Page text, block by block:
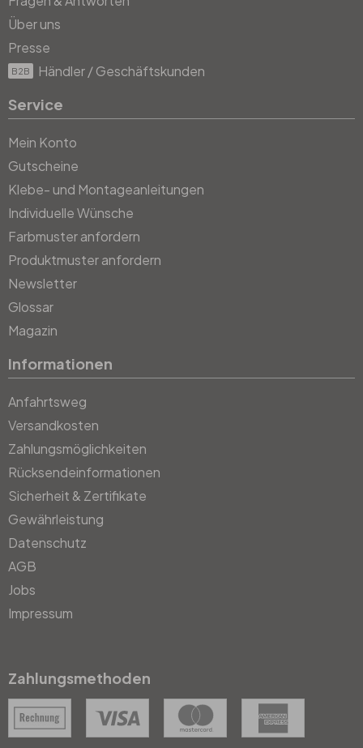
Über uns
Presse
B2B Händler / Geschäftskunden
Service
Mein Konto
Gutscheine
Klebe- und Montageanleitungen
Individuelle Wünsche
Farbmuster anfordern
Produktmuster anfordern
Newsletter
Glossar
Magazin
Informationen
Anfahrtsweg
Versandkosten
Zahlungsmöglichkeiten
Rücksendeinformationen
Sicherheit & Zertifikate
Gewährleistung
Datenschutz
AGB
Jobs
Impressum
Zahlungsmethoden